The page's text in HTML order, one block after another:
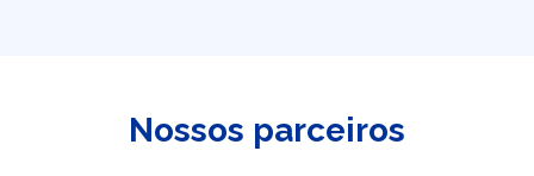
Nossos parceiros